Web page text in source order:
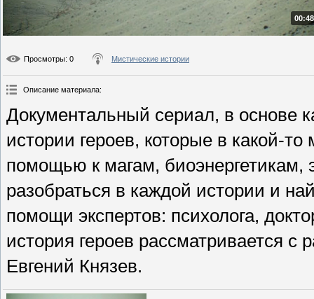
Просмотры: 0 Мистические истории
Описание материала:
Документальный сериал, в основе
истории героев, которые в какой-
помощью к магам, биоэнергетикам,
разобраться в каждой истории и
помощи экспертов: психолога,
история героев рассматривается
Евгений Князев.